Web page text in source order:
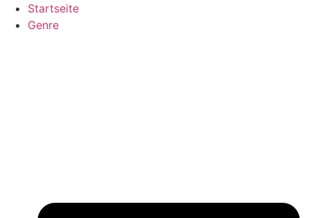
Startseite
Genre